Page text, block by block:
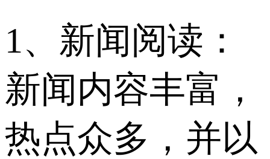
1、新闻阅读：
新闻内容丰富，
热点众多，并以